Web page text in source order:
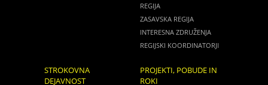
REGIJA
ZASAVSKA REGIJA
INTERESNA ZDRUŽENJA
REGIJSKI KOORDINATORJI
STROKOVNA
DEJAVNOST
PROJEKTI, POBUDE IN
ROKI